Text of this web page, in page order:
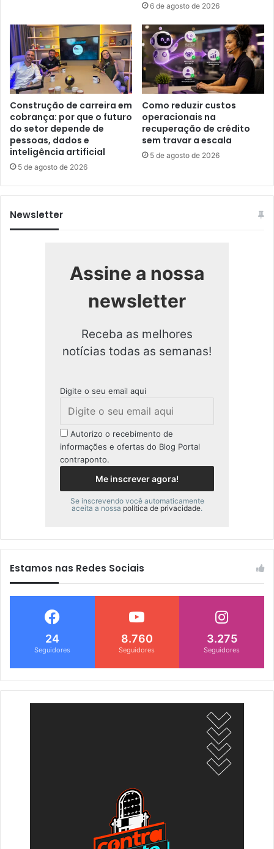
6 de agosto de 2026
Construção de carreira em
cobrança: por que o futuro
do setor depende de
pessoas, dados e
inteligência artificial
5 de agosto de 2026
Como reduzir custos
operacionais na
recuperação de crédito
sem travar a escala
5 de agosto de 2026
Newsletter
Assine a nossa
newsletter
Receba as melhores
notícias todas as semanas!
Digite o seu email aqui
Autorizo o recebimento de
informações e ofertas do Blog Portal
contraponto.
Se inscrevendo você automaticamente
aceita a nossa política de privacidade.
Estamos nas Redes Sociais
24
Seguidores
8.760
Seguidores
3.275
Seguidores